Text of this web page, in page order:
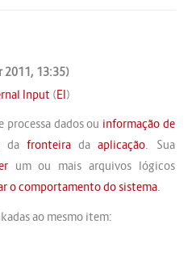
2011, 13:35)
Input (EI)
processa dados ou informação de
dafronteira daaplicação. Sua
um ou mais arquivos lógicos
o comportamento do sistema.
ao mesmo item: